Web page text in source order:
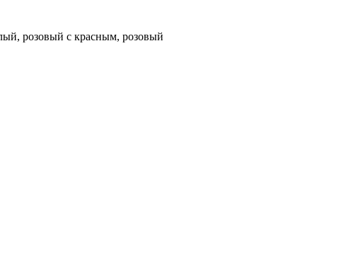
розовый с красным, розовый